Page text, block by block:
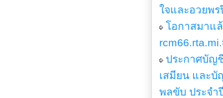
ใจและอวยพ
โอกาสมาแ
ประกาศบัญ
เสมียน และ
พลขับ ประจำ